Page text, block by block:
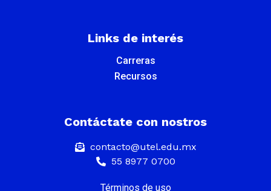
Links de interés
Carreras
Recursos
Contáctate con nostros
contacto@utel.edu.mx
55 8977 0700
Términos de uso